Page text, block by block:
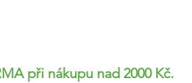
při nákupu nad 2000 Kč.